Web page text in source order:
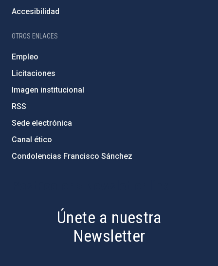
Accesibilidad
OTROS ENLACES
Empleo
Licitaciones
Imagen institucional
RSS
Sede electrónica
Canal ético
Condolencias Francisco Sánchez
Únete a nuestra
Newsletter